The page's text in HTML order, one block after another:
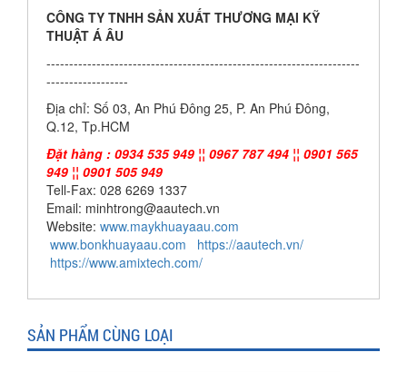
CÔNG TY TNHH SẢN XUẤT THƯƠNG MẠI KỸ
THUẬT Á ÂU
---------------------------------------------------------------------
------------------
Địa chỉ: Số 03, An Phú Đông 25, P. An Phú Đông,
Q.12, Tp.HCM
Đặt hàng : 0934 535 949 ¦¦ 0967 787 494 ¦¦ 0901 565
949 ¦¦ 0901 505 949
Tell-Fax: 028 6269 1337
Email: minhtrong@aautech.vn
Website: www.maykhuayaau.com
www.bonkhuayaau.com
https://aautech.vn/
https://www.amixtech.com/
SẢN PHẨM CÙNG LOẠI